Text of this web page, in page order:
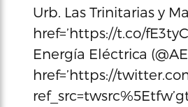
Urb. Las Trinitarias y
href=’https://t.co/
Energía Eléctrica
href=’https://